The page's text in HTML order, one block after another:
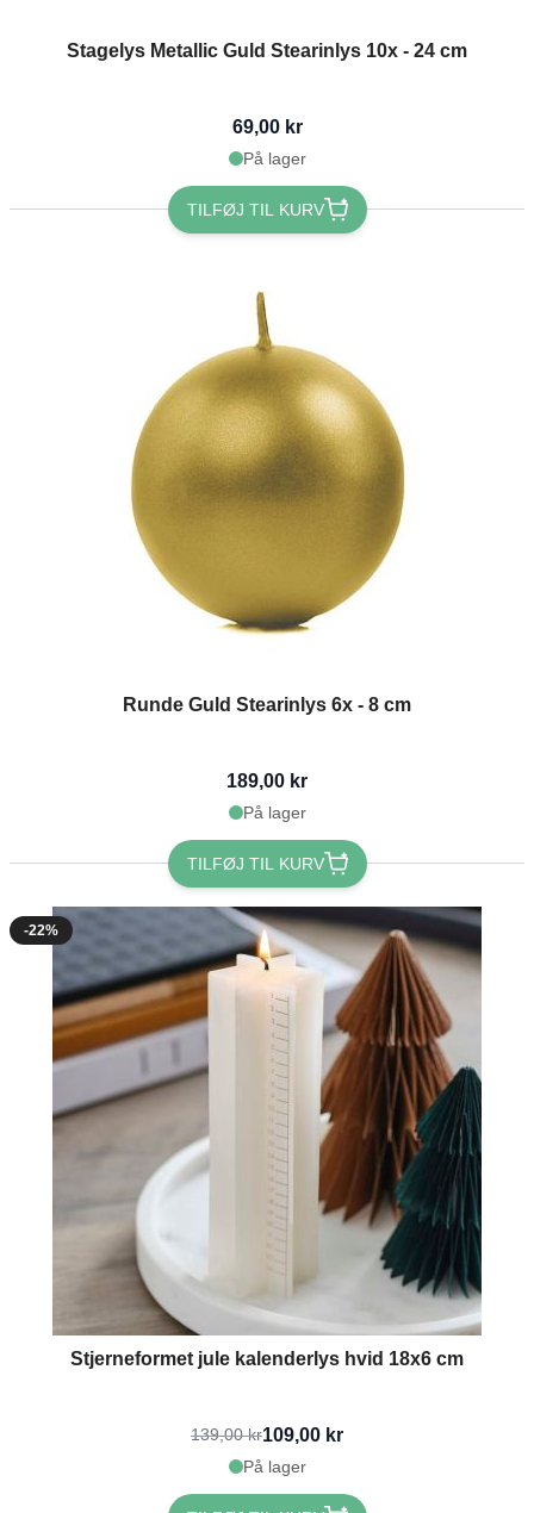
Stagelys Metallic Guld Stearinlys 10x - 24 cm
69,00 kr
På lager
TILFØJ TIL KURV
Runde Guld Stearinlys 6x - 8 cm
189,00 kr
På lager
TILFØJ TIL KURV
-22%
Stjerneformet jule kalenderlys hvid 18x6 cm
139,00 kr109,00 kr
På lager